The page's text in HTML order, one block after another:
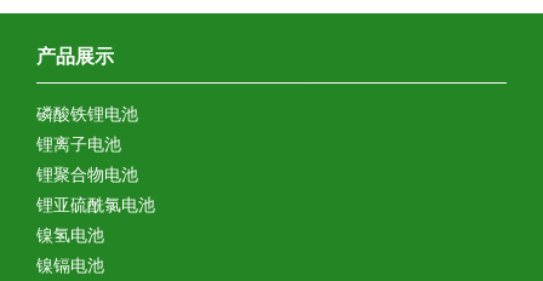
产品展示
磷酸铁锂电池
锂离子电池
锂聚合物电池
锂亚硫酰氯电池
镍氢电池
镍镉电池